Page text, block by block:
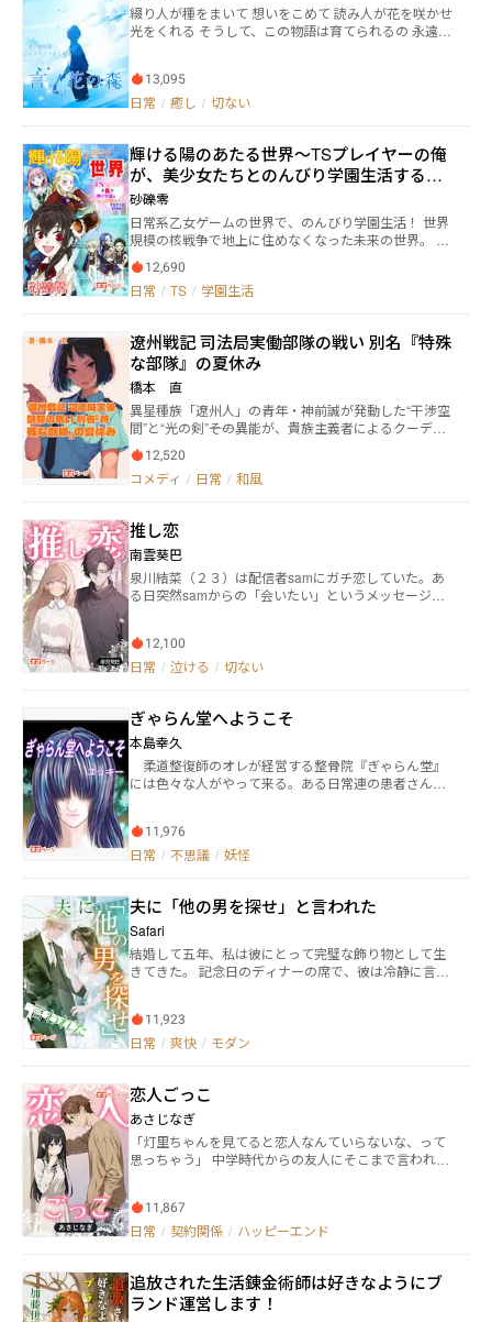
綴り人が種をまいて 想いをこめて 読み人が花を咲かせ
光をくれる そうして、この物語は育てられるの 永遠に
しているものの、木漏れ陽でありますように……。 料
理を選ぶように、お好きなものから選ぶのも楽しみの
えたり追加したりしてます。 ◆時々更新 ◆ファンタ
ジーあり
13,095
日常 / 癒し / 切ない
輝ける陽のあたる世界～TSプレイヤーの俺
が、美少女たちとのんびり学園生活するだ
けのVRMMO～
砂礫零
日常系乙女ゲームの世界で、のんびり学園生活！ 世界
規模の核戦争で地上に住めなくなった未来の世界。 地
下で、家に閉じこもりっきりの生活が人類のスタンダ
ードだ。 そんな普通の暮らしを送る15歳の少年サトル
が初めてもらったVRゲームが 『マジカル・ブリリア
乙女ゲームだけに、プレイヤーは全員、女子。 ―― ツン
デレ気質の悪役令嬢キャラなルームメイトに、ちゃっ
かりしたヒロインキャラ。ヤンデレ好きなエルフのお
姉さんキャラなどなど。 たくさんの女子に囲まれて、
ひたすらのんびり学園生活送ります！ ―― 俺も、TSして
るけど。 ※『小説家になろう』にて先行公開・完結
済みの作品のタイトルの一部を変更した作品です。
※表紙は砂臥環さまに描いていただきました。 ©️砂礫零
無断複写・転載を禁止します。 Unauthorized reprodu
12,690
日常 / TS / 学園生活
遼州戦記 司法局実働部隊の戦い 別名『特殊
な部隊』の夏休み
橋本 直
異星種族「遼州人」の青年・神前誠が発動した“干渉空
間”と“光の剣”――その異能が、貴族主義者によるクーデタ
ー未遂事件「近藤事件」を阻止してから一か月。だ
が、宇宙に法術師の存在が公表されたことで、世界は
静かに混乱の只中にあった。 そんな中でも、誠が所属
アと、非情なサイボーグの副官・西園寺かなめの思い
つきで、「野球部夏合宿」という名の混乱イベントが
始まる。嫌な予感しかしない誠だったが、半ば強制的
に巻き込まれていく。 高級ホテル、混浴風呂、貴族的
な晩餐……合宿先で誠は、かなめの正体――名門貴族国
末的な庶民生活とのあまりの違いに衝撃を受ける。 し
かし、夏休み気分を打ち砕くように、「遼州人の解
放」を掲げる革命家たちが誠を襲撃。法術を駆使する
る。 これを機に誠の警護体制が強化され、アメリア・
かなめに加えて、無表情な戦闘用人造人間・カウラ
も“護衛”として同居を開始。男子寮の平和は完全に崩
壊した。 そんなドタバタを、酒とタバコと諦めで生き
る嵯峨特務大佐と、『人類最強』な天才幼女クバル
の理想が、静かに牙を研いでいた――。 異能と陰謀とバカ
騒ぎ。これは、宇宙で一番カオスな「お仕事SFギャグ
ロマン」である。
12,520
コメディ / 日常 / 和風
推し恋
南雲葵巴
泉川結菜（２３）は配信者samにガチ恋していた。あ
る日突然samからの「会いたい」というメッセージに
幼馴染、会社を継ぐために近づてくる御曹司、その他
諸々。面倒な男ホイホイの結菜は彼らに振り回されて
12,100
日常 / 泣ける / 切ない
ぎゃらん堂へようこそ
本島幸久
柔道整復師のオレが経営する整骨院『ぎゃらん堂』
には色々な人がやって来る。ある日常連の患者さんが
す一見無秩序な会話には、思いがけない謎と真実が隠
されています。例えば首や肩の痛みの原因が離れた腰
うのです。 ろくろ首の正体が… 人魚姫の孤独が…
地縛霊の闇が… そして……
11,976
日常 / 不思議 / 妖怪
夫に「他の男を探せ」と言われた
Safari
結婚して五年、私は彼にとって完璧な飾り物として生
きてきた。 記念日のディナーの席で、彼は冷静に言っ
ってくれていた先輩——今や東京のビジネス界で伝説
と呼ばれる杉野誠と再会した。 彼は私に仕事のチャン
たその日、私は先輩の腕に手を添えながら、業界最高
の賞を受け取っていた。 私は花のように微笑んで言っ
た。 「あなたがあの時、手放してくれたおかげで分か
ったの。——私はもっと良いものに値するって。」
11,923
日常 / 爽快 / モダン
恋人ごっこ
あさじなぎ
「灯里ちゃんを見てると恋人なんていらないな、って
思っちゃう」 中学時代からの友人にそこまで言われる
健在で、マッチングアプリで出会ったばかりの相手か
らしつこく電話やメッセージを送られる。 またか、と
が、中学からの同期生で「メンヘ◯ほいほい」という
あだ名をつけてきた湊だった。 「恋ってしたことない
んだ。ねぇ灯里ちゃん、恋の仕方、教えてよ」 灯里は
11,867
日常 / 契約関係 / ハッピーエンド
追放された生活錬金術師は好きなようにブ
ランド運営します！